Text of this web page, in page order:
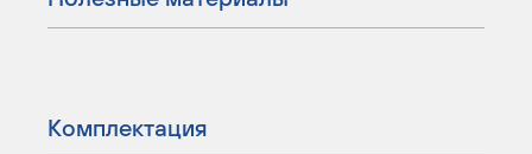
Комплектация